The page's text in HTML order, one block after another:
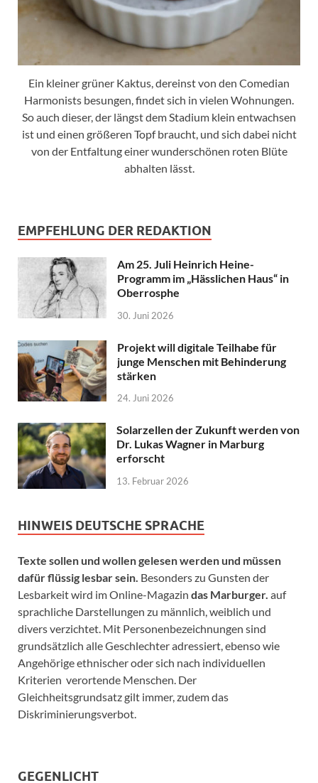
Ein kleiner grüner Kaktus, dereinst von den Comedian
Harmonists besungen, findet sich in vielen Wohnungen.
So auch dieser, der längst dem Stadium klein entwachsen
ist und einen größeren Topf braucht, und sich dabei nicht
von der Entfaltung einer wunderschönen roten Blüte
abhalten lässt.
EMPFEHLUNG DER REDAKTION
Am 25. Juli Heinrich Heine-
Programm im „Hässlichen Haus“ in
Oberrosphe
30. Juni 2026
Projekt will digitale Teilhabe für
junge Menschen mit Behinderung
stärken
24. Juni 2026
Solarzellen der Zukunft werden von
Dr. Lukas Wagner in Marburg
erforscht
13. Februar 2026
HINWEIS DEUTSCHE SPRACHE
Texte sollen und wollen gelesen werden und müssen
dafür flüssig lesbar sein. Besonders zu Gunsten der
Lesbarkeit wird im Online-Magazin das Marburger. auf
sprachliche Darstellungen zu männlich, weiblich und
divers verzichtet. Mit Personenbezeichnungen sind
grundsätzlich alle Geschlechter adressiert, ebenso wie
Angehörige ethnischer oder sich nach individuellen
Kriterien verortende Menschen. Der
Gleichheitsgrundsatz gilt immer, zudem das
Diskriminierungsverbot.
GEGENLICHT